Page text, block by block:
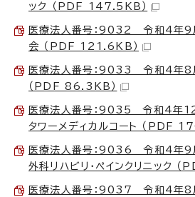
ック （PDF 147.5KB）
医療法人番号：9032 令和4年9
会 （PDF 121.6KB）
医療法人番号：9033 令和4年8
（PDF 86.3KB）
医療法人番号：9035 令和4年
タワーメディカルコート （PDF
医療法人番号：9036 令和4年9
外科リハビリ・ペインクリニック
医療法人番号：9037 令和4年8